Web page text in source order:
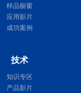
样品橱窗
应用影片
成功案例
技术
知识专区
产品影片